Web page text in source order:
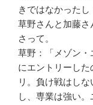
きではなかったし
草野さんと加藤
さって。
草野：「メゾン・
にエントリーし
リ。負け戦はし
し、専業は強い